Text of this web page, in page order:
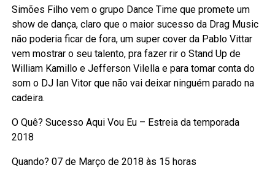
Simões Filho vem o grupo Dance Time que promete um
show de dança, claro que o maior sucesso da Drag Music
não poderia ficar de fora, um super cover da Pablo Vittar
vem mostrar o seu talento, pra fazer rir o Stand Up de
William Kamillo e Jefferson Vilella e para tomar conta do
som o DJ Ian Vitor que não vai deixar ninguém parado na
cadeira.
O Quê? Sucesso Aqui Vou Eu – Estreia da temporada
2018
Quando? 07 de Março de 2018 às 15 horas